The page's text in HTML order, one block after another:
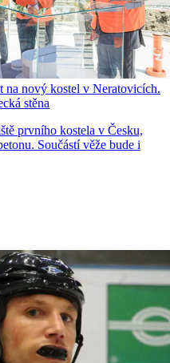
na nový kostel v Neratovicích.
stěna
prvního kostela v Česku,
Součástí věže bude i